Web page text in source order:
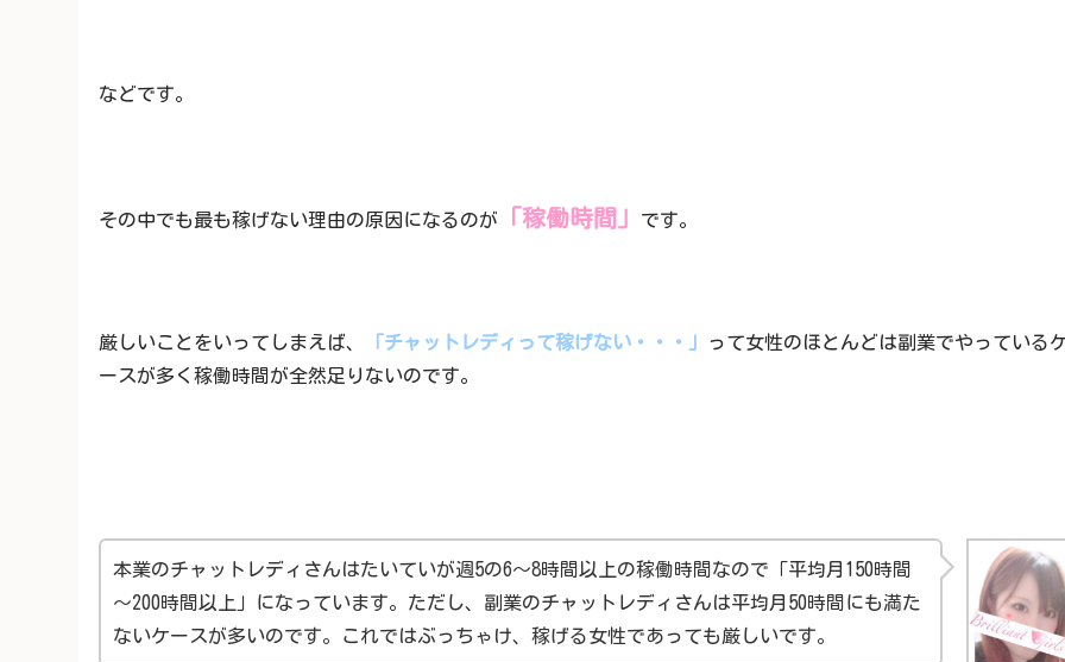
などです。
その中でも最も稼げない理由の原因になるのが 「稼働時間」 です。
厳しいことをいってしまえば、 「チャットレディって稼げない・・・」
って女性のほとんどは副業でやっている
ースが多く稼働時間が全然足りないのです。
本業のチャットレディさんはたいていが週5の6～8時間以上の稼働時間なので「平均月150時間
～200時間以上」になっています。ただし、副業のチャットレディさんは平均月50時間にも満た
ないケースが多いのです。これではぶっちゃけ、稼げる女性であっても厳しいです。